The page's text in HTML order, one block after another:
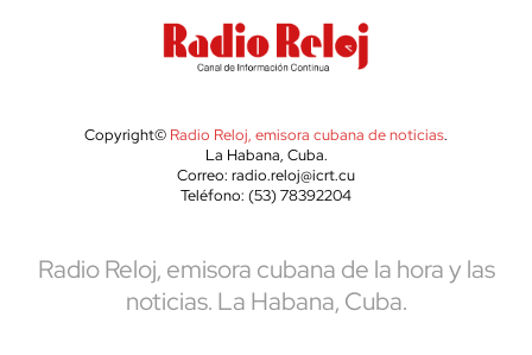
Copyright© Radio Reloj, emisora cubana de noticias.
La Habana, Cuba.
Correo: radio.reloj@icrt.cu
Teléfono: (53) 78392204
Radio Reloj, emisora cubana de la hora y las
noticias. La Habana, Cuba.